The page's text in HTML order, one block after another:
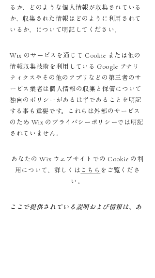
るか、どのような個人情報が収集されている
か、収集された情報はどのように利用されて
いるか、について明記してください。
Wix のサービスを通じて Cookie または他の
情報収集技術を利用している Google アナリ
ティクスやその他のアプリなどの第三者のサ
ービス業者は個人情報の収集と保管について
独自のポリシーがあるはずであることを明記
する事も重要です。これらは外部のサービス
のため Wix のプライバシーポリシーでは明記
されていません。
あなたの Wix ウェブサイトでの Cookie の利
用について、詳しくは こちら をご覧くださ
い。
ここで提供されている説明および情報は、あ